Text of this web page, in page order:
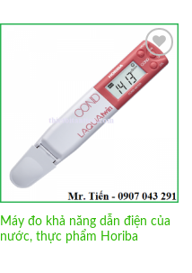
Add to
Wishlist
Máy đo khả năng dẫn điện của
nước, thực phẩm Horiba